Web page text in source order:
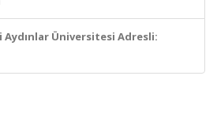
Aydınlar Üniversitesi Adresli: